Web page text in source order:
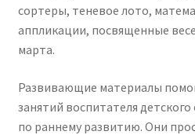
сортеры, теневое лото,
аппликации, посвященные
марта.
Развивающие материалы
занятий воспитателя детского
по раннему развитию. Они